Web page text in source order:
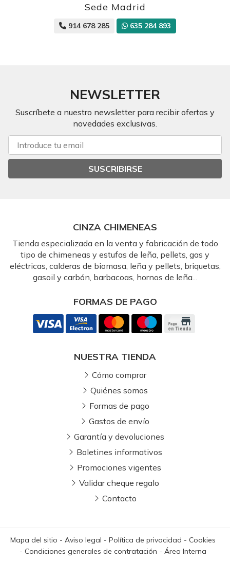
Sede Madrid
914 678 285 635 284 893
NEWSLETTER
Suscríbete a nuestro newsletter para recibir ofertas y
novedades exclusivas.
SUSCRIBIRSE
CINZA CHIMENEAS
Tienda especializada en la venta y fabricación de todo
tipo de chimeneas y estufas de leña, pellets, gas y
eléctricas, calderas de biomasa, leña y pellets, briquetas,
gasoil y carbón, barbacoas, hornos de leña...
FORMAS DE PAGO
NUESTRA TIENDA
Cómo comprar
Quiénes somos
Formas de pago
Gastos de envío
Garantía y devoluciones
Boletines informativos
Promociones vigentes
Validar cheque regalo
Contacto
Mapa del sitio - Aviso legal - Política de privacidad - Cookies
- Condiciones generales de contratación - Área Interna